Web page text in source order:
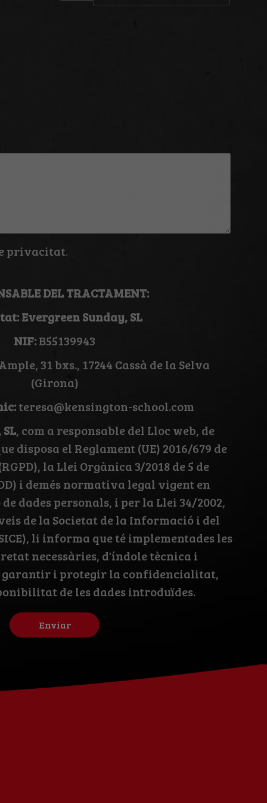
CV
privacitat.
DEL TRACTAMENT:
Evergreen Sunday, SL
NIF:B55139943
31 bxs., 17244 Cassà de la Selva
(Girona)
teresa@kensington-school.com
, com a responsable del Lloc web, de
disposa el Reglament (UE) 2016/679 de
la Llei Orgànica 3/2018 de 5 de
i demés normativa legal vigent en
dades personals, i per la Llei 34/2002,
de la Societat de la Informació i del
li informa que té implementades les
necessàries, d'índole tècnica i
i protegir la confidencialitat,
de les dades introduïdes.
Enviar